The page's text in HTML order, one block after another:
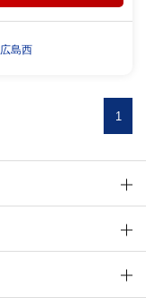
島西
1